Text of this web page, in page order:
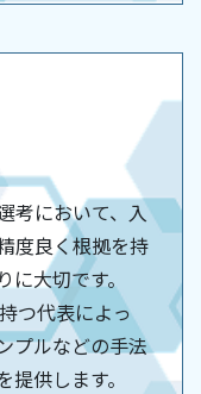
考において、入
度良く根拠を持
大切です。
つ代表によっ
プルなどの手法
供します。